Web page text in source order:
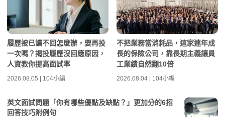
履歷被已讀不回怎麼辦，要再投
一次嗎？揭投履歷沒回應原因，
人資教你提高面試率
2026.08.05 | 104小編
不把業務當消耗品，這家連年成
長的保險公司，靠長期主義讓員
工業績自然翻10倍
2026.08.04 | 104小編
英文面試問題「你有哪些優點及缺點？」更加分的6招
回答技巧附例句